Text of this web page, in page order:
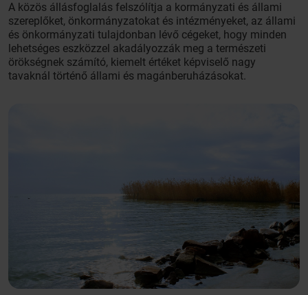
A közös állásfoglalás felszólítja a kormányzati és állami
szereplőket, önkormányzatokat és intézményeket, az állami
és önkormányzati tulajdonban lévő cégeket, hogy minden
lehetséges eszközzel akadályozzák meg a természeti
örökségnek számító, kiemelt értéket képviselő nagy
tavaknál történő állami és magánberuházásokat.